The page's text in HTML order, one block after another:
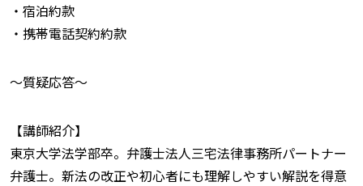
・宿泊約款
・携帯電話契約約款
〜質疑応答〜
【講師紹介】
東京大学法学部卒。弁護士法人三宅法律事務所パートナー
弁護士。新法の改正や初心者にも理解しやすい解説を得意